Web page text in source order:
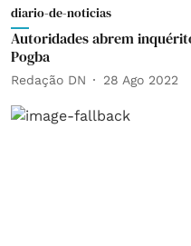
diario-de-noticias
Autoridades abrem
Pogba
Redação DN 28 Ago 2022